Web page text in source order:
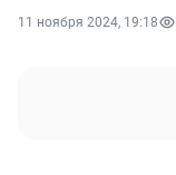
11 ноября 2024, 19:18